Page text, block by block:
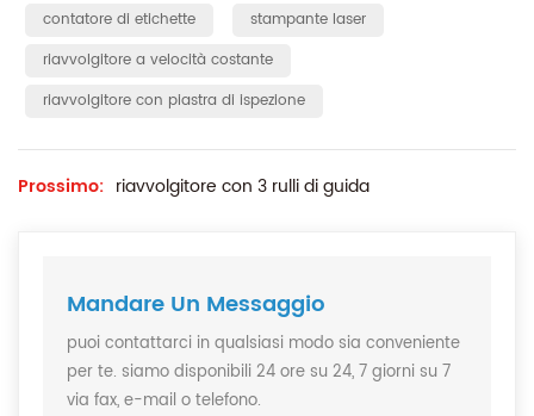
contatore di etichette
stampante laser
riavvolgitore a velocità costante
riavvolgitore con piastra di ispezione
Prossimo: riavvolgitore con 3 rulli di guida
Mandare Un Messaggio
puoi contattarci in qualsiasi modo sia conveniente
per te. siamo disponibili 24 ore su 24, 7 giorni su 7
via fax, e-mail o telefono.